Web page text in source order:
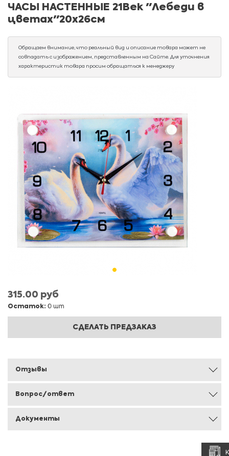
ЧАСЫ НАСТЕННЫЕ 21Век "Лебеди в
цветах"20х26см
Обращаем внимание, что реальный вид и описание товара может не
совпадать с изображением, представленным на Сайте. Для уточнения
характеристик товара просим обращаться к менеджеру
315.00 руб
Остаток: 0 шт
СДЕЛАТЬ ПРЕДЗАКАЗ
Отзывы
Вопрос/ответ
Документы